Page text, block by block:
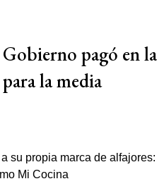
pagó en la
la media